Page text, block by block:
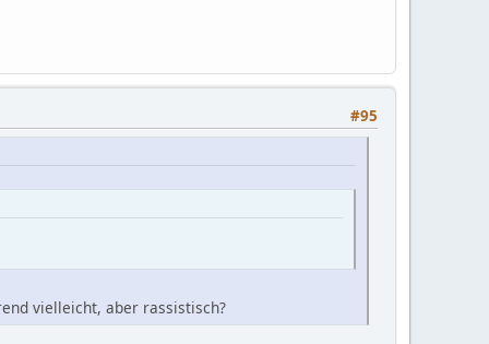
#95
vielleicht, aber rassistisch?